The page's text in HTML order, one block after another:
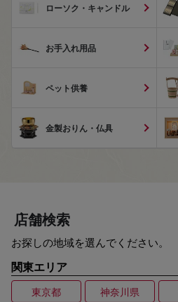
ローソク・キャンドル
お手入れ用品
ペット供養
金製おりん・仏具
店舗検索
お探しの地域を選んでください。
関東エリア
東京都 神奈川県